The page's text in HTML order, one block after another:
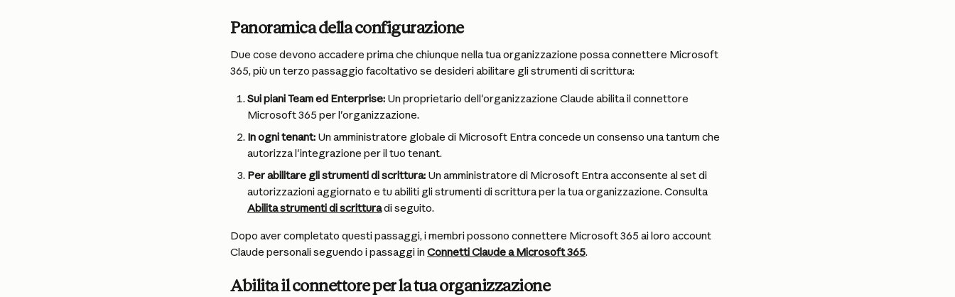
Panoramica della configurazione
Due cose devono accadere prima che chiunque nella tua organizzazione possa connettere Microsoft
365, più un terzo passaggio facoltativo se desideri abilitare gli strumenti di scrittura:
Sui piani Team ed Enterprise: Un proprietario dell'organizzazione Claude abilita il connettore
Microsoft 365 per l'organizzazione.
In ogni tenant: Un amministratore globale di Microsoft Entra concede un consenso una tantum che
autorizza l'integrazione per il tuo tenant.
Per abilitare gli strumenti di scrittura: Un amministratore di Microsoft Entra acconsente al set di
autorizzazioni aggiornato e tu abiliti gli strumenti di scrittura per la tua organizzazione. Consulta
Abilita strumenti di scrittura di seguito.
Dopo aver completato questi passaggi, i membri possono connettere Microsoft 365 ai loro account
Claude personali seguendo i passaggi in Connetti Claude a Microsoft 365.
Abilita il connettore per la tua organizzazione